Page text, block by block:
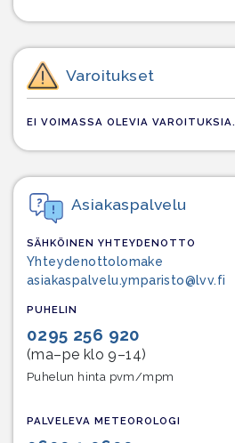
Varoitukset
EI VOIMASSA OLEVIA VAROITUKSIA.
Asiakaspalvelu
SÄHKÖINEN YHTEYDENOTTO
Yhteydenottolomake
asiakaspalvelu.ymparisto@lvv.fi
PUHELIN
0295 256 920
(ma–pe klo 9–14)
Puhelun hinta pvm/mpm
PALVELEVA METEOROLOGI